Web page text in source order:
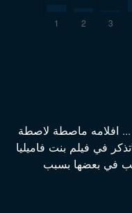
افلامه ماصطة لاصطة
في فيلم بنت فاميليا
في بعضها بسبب